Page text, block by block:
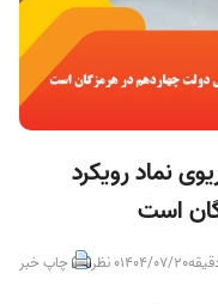
نماد رویکرد
است
1404/07/200 نظر چاپ خبر